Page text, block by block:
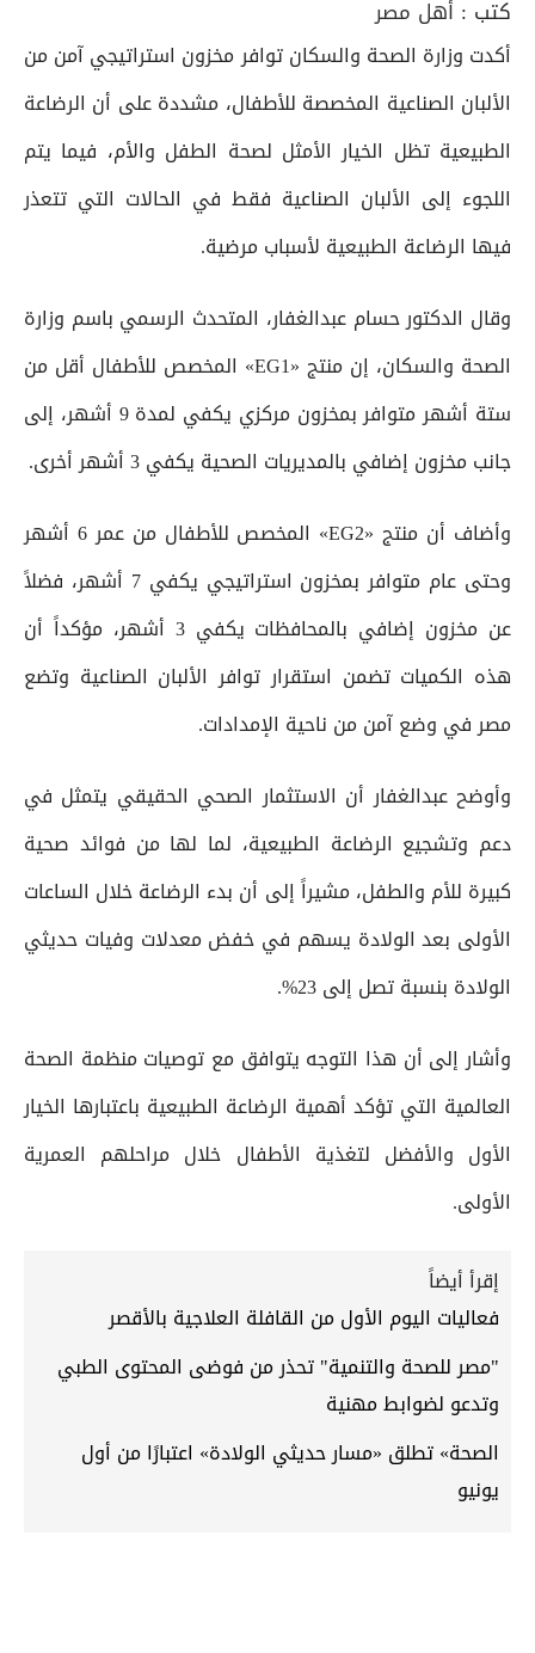
كتب : أهل مصر
أكدت وزارة الصحة والسكان توافر مخزون استراتيجي آمن من
الألبان الصناعية المخصصة للأطفال، مشددة على أن الرضاعة
الطبيعية تظل الخيار الأمثل لصحة الطفل والأم، فيما يتم
اللجوء إلى الألبان الصناعية فقط في الحالات التي تتعذر
فيها الرضاعة الطبيعية لأسباب مرضية.
وقال الدكتور حسام عبدالغفار، المتحدث الرسمي باسم وزارة
الصحة والسكان، إن منتج «EG1» المخصص للأطفال أقل من
ستة أشهر متوافر بمخزون مركزي يكفي لمدة 9 أشهر، إلى
جانب مخزون إضافي بالمديريات الصحية يكفي 3 أشهر أخرى.
وأضاف أن منتج «EG2» المخصص للأطفال من عمر 6 أشهر
وحتى عام متوافر بمخزون استراتيجي يكفي 7 أشهر، فضلاً
عن مخزون إضافي بالمحافظات يكفي 3 أشهر، مؤكداً أن
هذه الكميات تضمن استقرار توافر الألبان الصناعية وتضع
مصر في وضع آمن من ناحية الإمدادات.
وأوضح عبدالغفار أن الاستثمار الصحي الحقيقي يتمثل في
دعم وتشجيع الرضاعة الطبيعية، لما لها من فوائد صحية
كبيرة للأم والطفل، مشيراً إلى أن بدء الرضاعة خلال الساعات
الأولى بعد الولادة يسهم في خفض معدلات وفيات حديثي
الولادة بنسبة تصل إلى 23%.
وأشار إلى أن هذا التوجه يتوافق مع توصيات منظمة الصحة
العالمية التي تؤكد أهمية الرضاعة الطبيعية باعتبارها الخيار
الأول والأفضل لتغذية الأطفال خلال مراحلهم العمرية
الأولى.
إقرأ أيضاً
فعاليات اليوم الأول من القافلة العلاجية بالأقصر
"مصر للصحة والتنمية" تحذر من فوضى المحتوى الطبي
وتدعو لضوابط مهنية
الصحة» تطلق «مسار حديثي الولادة» اعتبارًا من أول
يونيو